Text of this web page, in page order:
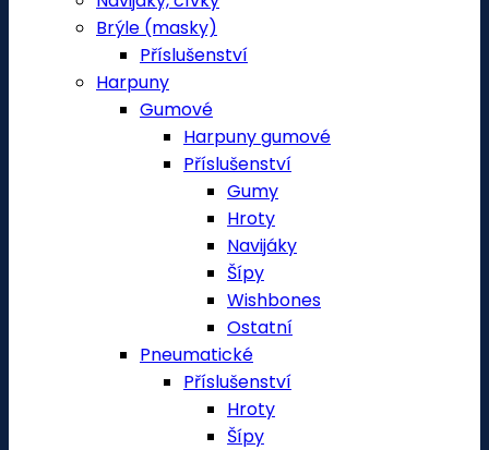
Brýle (masky)
Příslušenství
Harpuny
Gumové
Harpuny gumové
Příslušenství
Gumy
Hroty
Navijáky
Šípy
Wishbones
Ostatní
Pneumatické
Příslušenství
Hroty
Šípy